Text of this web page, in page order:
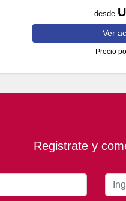
desde
Ver
Precio
Registrate y